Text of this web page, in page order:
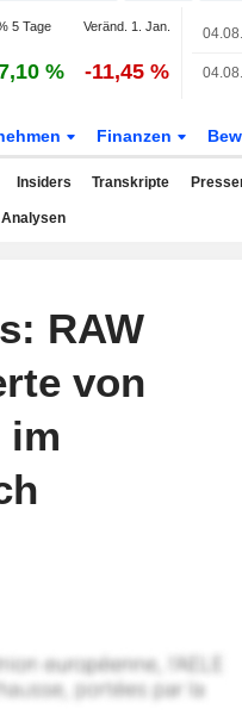
5 Tage Veränd. 1. Jan.
% -11,45 %
04.08.
04.08.
Finanzen
Insiders Transkripte
RAW
von
im